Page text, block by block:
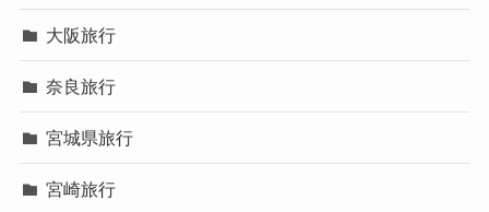
大阪旅行
奈良旅行
宮城県旅行
宮崎旅行